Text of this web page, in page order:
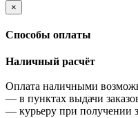
×
Cпособы оплаты
Наличный расчёт
Оплата наличными
— в пунктах выдачи
— курьеру при получении